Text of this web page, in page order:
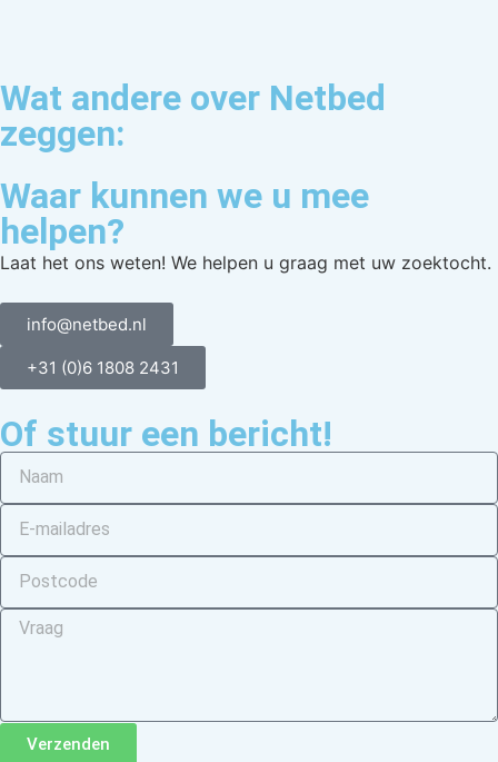
Wat andere over Netbed
zeggen:
Waar kunnen we u mee
helpen?
Laat het ons weten! We helpen u graag met uw zoektocht.
info@netbed.nl
+31 (0)6 1808 2431
Of stuur een bericht!
Verzenden